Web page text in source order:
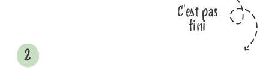
C'est pas
fini